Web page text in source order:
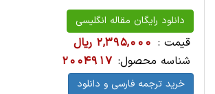
دانلود رایگان مقاله انگلیسی
قیمت : 2,395,000 ریال
شناسه محصول: 2004917
خرید ترجمه فارسی و دانلود